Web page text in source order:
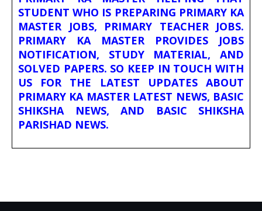
STUDENT WHO IS PREPARING PRIMARY KA
MASTER JOBS, PRIMARY TEACHER JOBS.
PRIMARY KA MASTER PROVIDES JOBS
NOTIFICATION, STUDY MATERIAL, AND
SOLVED PAPERS. SO KEEP IN TOUCH WITH
US FOR THE LATEST UPDATES ABOUT
PRIMARY KA MASTER LATEST NEWS, BASIC
SHIKSHA NEWS, AND BASIC SHIKSHA
PARISHAD NEWS.